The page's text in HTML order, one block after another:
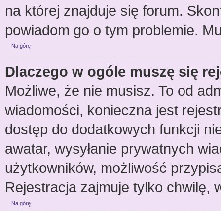
na której znajduje się forum.
powiadom go o tym problemie.
Na górę
Dlaczego w ogóle muszę się
Możliwe, że nie musisz. To od
wiadomości, konieczna jest
dostęp do dodatkowych funkcji
awatar, wysyłanie prywatnych
użytkowników, możliwość
Rejestracja zajmuje tylko chwilę,
Na górę